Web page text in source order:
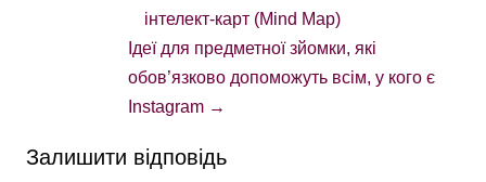
інтелект-карт (Mind Map)
Ідеї для предметної зйомки, які
обов’язково допоможуть всім, у кого є
Instagram →
Залишити відповідь